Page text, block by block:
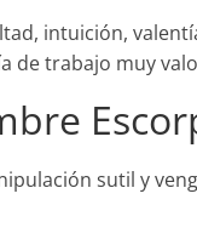
intuición,
de trabajo muy
sutil y